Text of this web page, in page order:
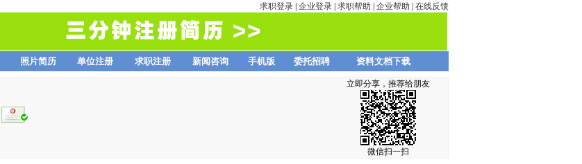
求职登录 企业登录 求职帮助 企业帮助 在线反馈
照片简历 单位注册 求职注册 新闻咨询 手机版 委托招聘 资料文档下载
立即分享，推荐给朋友
微信扫一扫